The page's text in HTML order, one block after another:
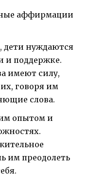
аффирмации
дети нуждаются
и поддержке.
имеют силу,
говоря им
слова.
опытом и
им преодолеть